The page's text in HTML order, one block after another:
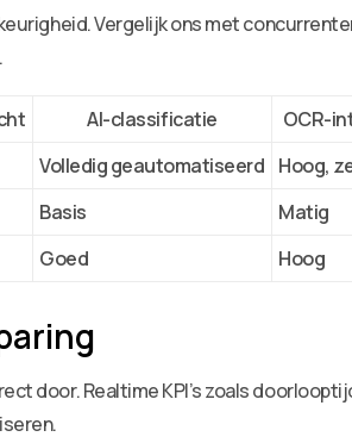
Vergelijk ons met
AI-classificatie
OCR-
Volledig geautomatiseerd Hoog,
Basis
Matig
Goed Hoog
door. Realtime KPI’s zoals